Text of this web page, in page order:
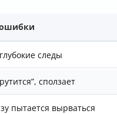
следы
сползает
пытается вырваться